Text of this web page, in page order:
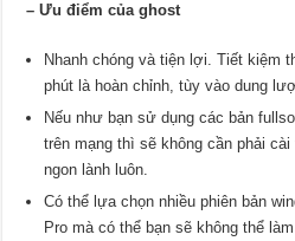
– Ưu điểm của ghost
Nhanh chóng và tiện lợi. Tiết kiệm
phút là hoàn chỉnh, tùy vào dung
Nếu như bạn sử dụng các bản
trên mạng thì sẽ không cần phải
ngon lành luôn.
Có thể lựa chọn nhiều phiên bản
Pro mà có thể bạn sẽ không thể